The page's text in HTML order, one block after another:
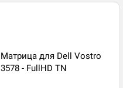
Матрица для Dell Vostro
3578 - FullHD TN